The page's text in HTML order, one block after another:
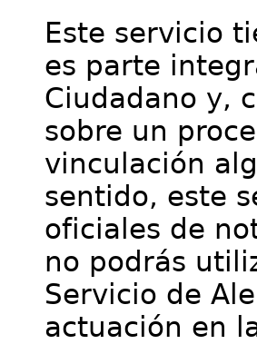
Este servicio
es parte
Ciudadano y,
sobre un
vinculación
sentido, este
oficiales de
no podrás
Servicio de
actuación en